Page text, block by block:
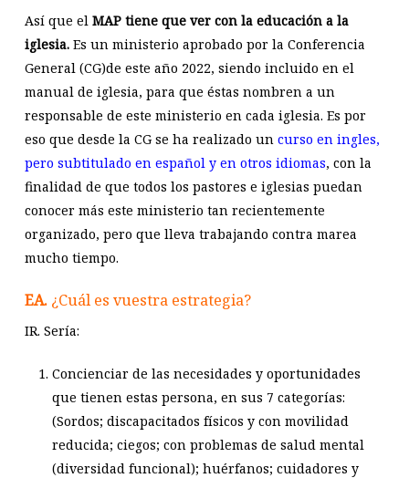
Así que el MAP tiene que ver con la educación a la
iglesia.Es un ministerio aprobado por la Conferencia
General (CG)de este año 2022, siendo incluido en el
manual de iglesia, para que éstas nombren a un
responsable de este ministerio en cada iglesia. Es por
eso que desde la CG se ha realizado un curso en ingles,
pero subtitulado en español y en otros idiomas, con la
finalidad de que todos los pastores e iglesias puedan
conocer más este ministerio tan recientemente
organizado, pero que lleva trabajando contra marea
mucho tiempo.
EA. ¿Cuál es vuestra estrategia?
IR. Sería:
Concienciar de las necesidades y oportunidades
que tienen estas persona, en sus 7 categorías:
(Sordos; discapacitados físicos y con movilidad
reducida; ciegos; con problemas de salud mental
(diversidad funcional); huérfanos; cuidadores y